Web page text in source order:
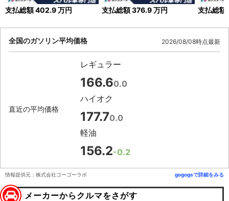
支払総額402.9万円 支払総額376.9万円 支払総額
全国のガソリン平均価格 2026/08/08時点最新
直近の平均価格
レギュラー
166.60.0
ハイオク
177.70.0
軽油
156.2-0.2
情報提供元：株式会社ゴーゴーラボ gogogsで詳細をみる
メーカーからクルマをさがす